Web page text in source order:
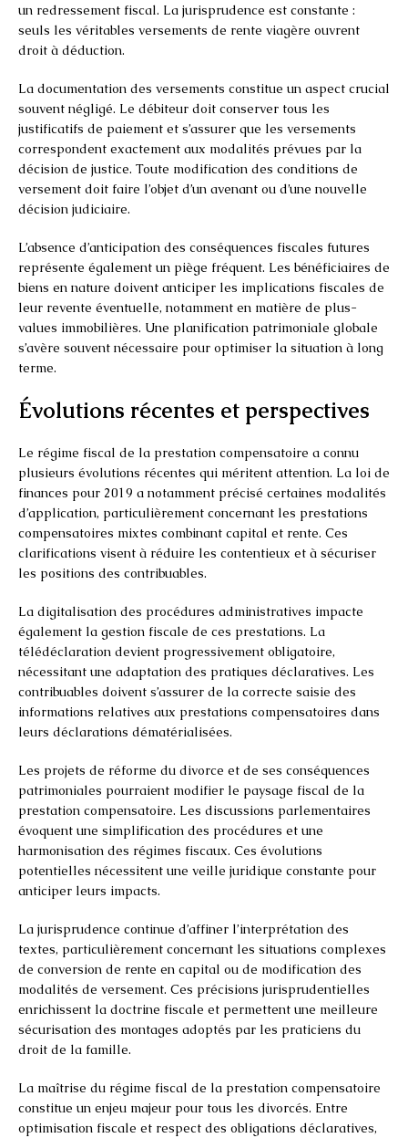
un redressement fiscal. La jurisprudence est constante :
seuls les véritables versements de rente viagère ouvrent
droit à déduction.
La documentation des versements constitue un aspect crucial
souvent négligé. Le débiteur doit conserver tous les
justificatifs de paiement et s’assurer que les versements
correspondent exactement aux modalités prévues par la
décision de justice. Toute modification des conditions de
versement doit faire l’objet d’un avenant ou d’une nouvelle
décision judiciaire.
L’absence d’anticipation des conséquences fiscales futures
représente également un piège fréquent. Les bénéficiaires de
biens en nature doivent anticiper les implications fiscales de
leur revente éventuelle, notamment en matière de plus-
values immobilières. Une planification patrimoniale globale
s’avère souvent nécessaire pour optimiser la situation à long
terme.
Évolutions récentes et perspectives
Le régime fiscal de la prestation compensatoire a connu
plusieurs évolutions récentes qui méritent attention. La loi de
finances pour 2019 a notamment précisé certaines modalités
d’application, particulièrement concernant les prestations
compensatoires mixtes combinant capital et rente. Ces
clarifications visent à réduire les contentieux et à sécuriser
les positions des contribuables.
La digitalisation des procédures administratives impacte
également la gestion fiscale de ces prestations. La
télédéclaration devient progressivement obligatoire,
nécessitant une adaptation des pratiques déclaratives. Les
contribuables doivent s’assurer de la correcte saisie des
informations relatives aux prestations compensatoires dans
leurs déclarations dématérialisées.
Les projets de réforme du divorce et de ses conséquences
patrimoniales pourraient modifier le paysage fiscal de la
prestation compensatoire. Les discussions parlementaires
évoquent une simplification des procédures et une
harmonisation des régimes fiscaux. Ces évolutions
potentielles nécessitent une veille juridique constante pour
anticiper leurs impacts.
La jurisprudence continue d’affiner l’interprétation des
textes, particulièrement concernant les situations complexes
de conversion de rente en capital ou de modification des
modalités de versement. Ces précisions jurisprudentielles
enrichissent la doctrine fiscale et permettent une meilleure
sécurisation des montages adoptés par les praticiens du
droit de la famille.
La maîtrise du régime fiscal de la prestation compensatoire
constitue un enjeu majeur pour tous les divorcés. Entre
optimisation fiscale et respect des obligations déclaratives,